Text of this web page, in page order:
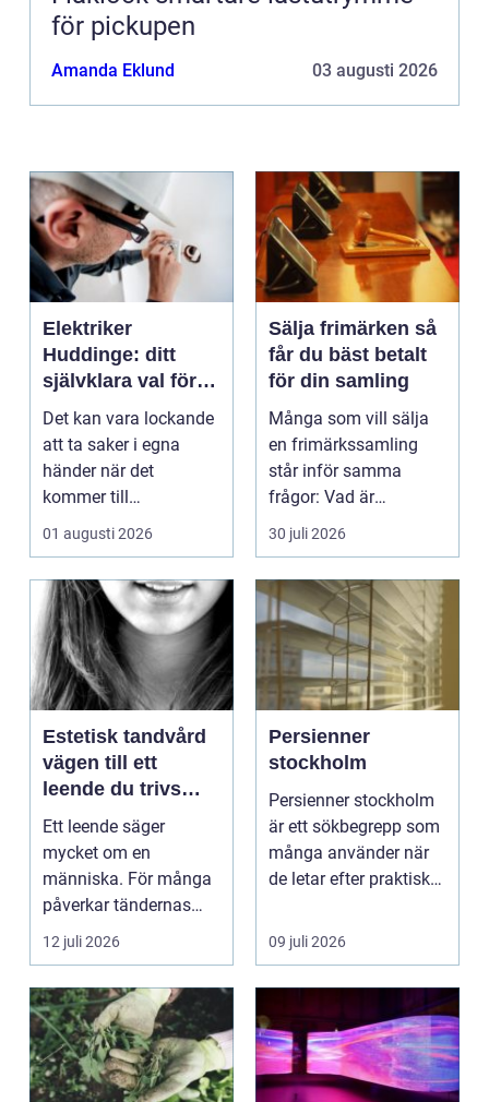
för pickupen
Amanda Eklund 03 augusti 2026
Elektriker
Huddinge: ditt
självklara val för
säker elinstallation
Det kan vara lockande
att ta saker i egna
händer när det
kommer till
hemförbättr...
01 augusti 2026
Sälja frimärken så
får du bäst betalt
för din samling
Många som vill sälja
en frimärkssamling
står inför samma
frågor: Vad är
samlingen värd? Var
vänder m...
30 juli 2026
Estetisk tandvård
vägen till ett
leende du trivs
med
Ett leende säger
mycket om en
människa. För många
påverkar tändernas
utseende både
självförtroendet ...
12 juli 2026
Persienner
stockholm
Persienner stockholm
är ett sökbegrepp som
många använder när
de letar efter praktiska
09 juli 2026